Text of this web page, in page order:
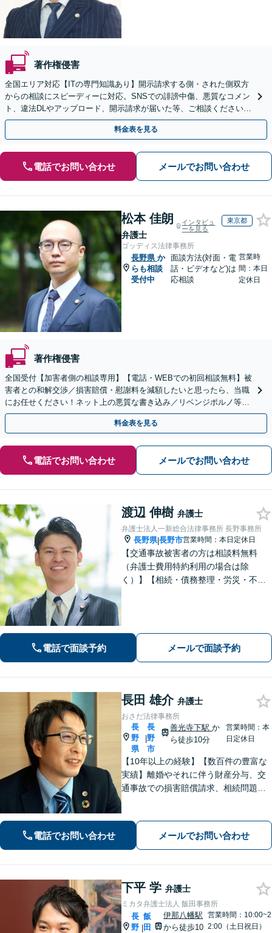
著作権侵害
全国エリア対応【ITの専門知識あり】開示請求する側・された側双方
からの相談にスピーディーに対応。SNSでの誹謗中傷、悪質なコメン
ト、違法DLやアップロード、開示請求が届いた等、ご相談ください
【WEB面談OK&解決実績豊富】【千葉中央駅4分】
料金表を見る
電話でお問い合わせ メールでお問い合わせ
松本 佳朗
弁護士
インタビュ
ーを見る
東京都
ゴッディス法律事務所
長野県 か
らも相談
受付中
面談方法(対面・電
話・ビデオなど)は
応相談
営業時
間：本日
定休日
著作権侵害
全国受付【加害者側の相談専用】【電話・WEBでの初回相談無料】被
害者との和解交渉／損害賠償・慰謝料を減額したいと思ったら、当職
にお任せください！ネット上の悪質な書き込み／リベンジポルノ等、
代表弁護士が最後まで対応【関東エリア以外の相談も可】
料金表を見る
電話でお問い合わせ メールでお問い合わせ
渡辺 伸樹 弁護士
弁護士法人一新総合法律事務所 長野事務所
長野県|長野市営業時間：本日定休日
【交通事故被害者の方は相談料無料
（弁護士費用特約利用の場合は除
く）】【相続・債務整理・労災・不貞
けます。お気軽にお問い合わせくださ
電話で面談予約 メールで面談予約
長田 雄介 弁護士
おさだ法律事務所
長
野
県
|
長
野
市
善光寺下駅か
ら徒歩10分
営業時間：本
日定休日
【10年以上の経験】【数百件の豊富な
実績】離婚やそれに伴う財産分与、交
通事故での損害賠償請求、相続問題な
戸建て事務所です。【休日・夜間相談
電話でお問い合わせ メールでお問い合わせ
下平 学 弁護士
ミカタ弁護士法人 飯田事務所
長
野 |
飯
田
伊那八幡駅
から徒歩10
営業時間：10:00~2
2:00（土日祝日）